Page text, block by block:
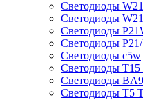
Светодиоды
Светодиоды
Светодиоды
Светодиоды
Светодиоды c5w
Светодиоды
Светодиоды
Светодиоды T5